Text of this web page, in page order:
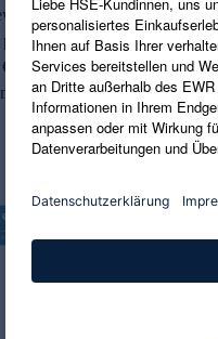
abonnieren und
E-Mail erhalten. Als
Gutschein. Eine Abmeldung